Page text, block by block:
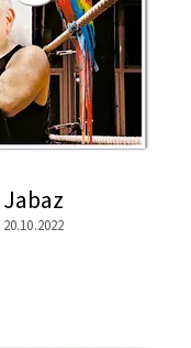
Jabaz
20.10.2022